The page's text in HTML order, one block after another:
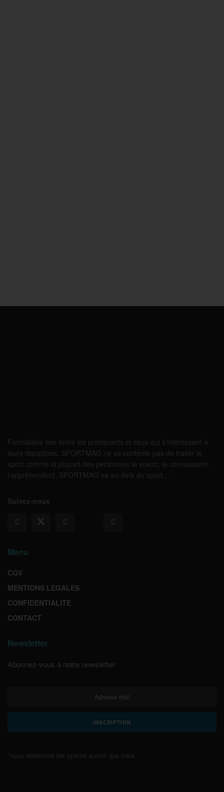
Formidable lien entre les pratiquants et ceux qui s’intéressent à
leurs disciplines, SPORTMAG ne se contente pas de traiter le
sport comme la plupart des personnes le voient, le connaissent,
l’appréhendent. SPORTMAG va au-delà du sport…
Suivez-nous
Menu
CGV
MENTIONS LEGALES
CONFIDENTIALITE
CONTACT
Newsletter
Abonnez-vous à notre newsletter
*nous détestons les spams autant que vous